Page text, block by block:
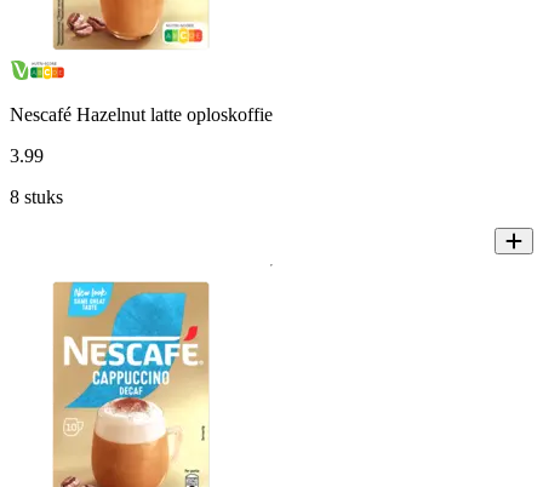
Nescafé Hazelnut latte oploskoffie
3.99
8 stuks